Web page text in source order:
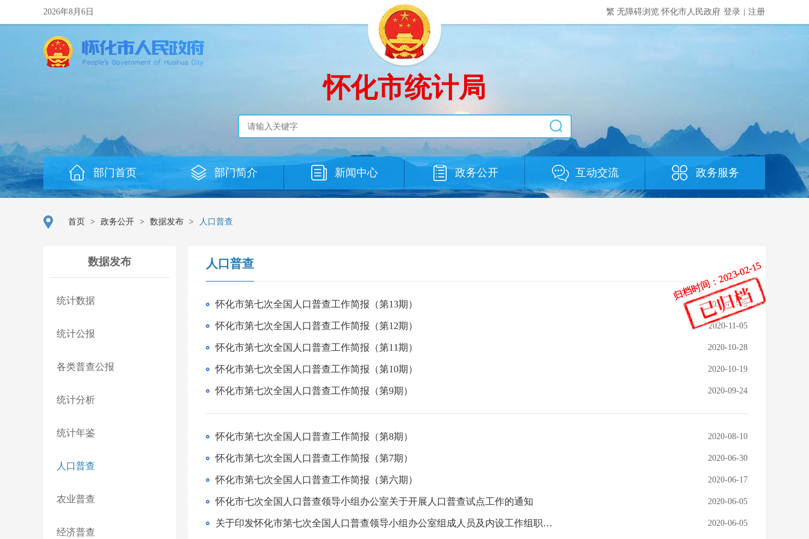
2026年8月6日 繁 无障碍浏览怀化市人民政府 登录 注册
怀化市统计局
部门首页 部门简介 新闻中心 政务公开 互动交流 政务服务
首页 > 政务公开 > 数据发布 > 人口普查
数据发布
统计数据
统计公报
各类普查公报
统计分析
统计年鉴
人口普查
农业普查
经济普查
人口普查
怀化市第七次全国人口普查工作简报（第13期） 2023-01-09
怀化市第七次全国人口普查工作简报（第12期） 2020-11-05
怀化市第七次全国人口普查工作简报（第11期） 2020-10-28
怀化市第七次全国人口普查工作简报（第10期） 2020-10-19
怀化市第七次全国人口普查工作简报（第9期） 2020-09-24
怀化市第七次全国人口普查工作简报（第8期） 2020-08-10
怀化市第七次全国人口普查工作简报（第7期） 2020-06-30
怀化市第七次全国人口普查工作简报（第六期） 2020-06-17
怀化市七次全国人口普查领导小组办公室关于开展人口普查试点工作的通知 2020-06-05
关于印发怀化市第七次全国人口普查领导小组办公室组成人员及内设工作组职责分工的通知 2020-06-05
归档时间：2023-02-15
归档时间：2023-02-15